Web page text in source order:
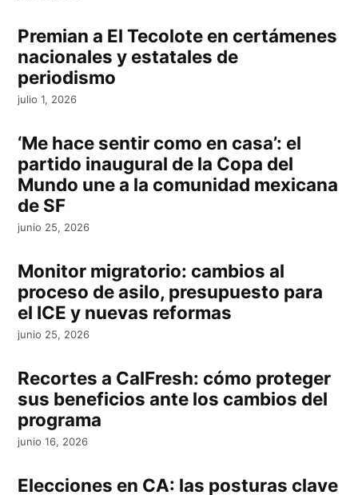
Premian a El Tecolote en certámenes
nacionales y estatales de
periodismo
julio 1, 2026
‘Me hace sentir como en casa’: el
partido inaugural de la Copa del
Mundo une a la comunidad mexicana
de SF
junio 25, 2026
Monitor migratorio: cambios al
proceso de asilo, presupuesto para
el ICE y nuevas reformas
junio 25, 2026
Recortes a CalFresh: cómo proteger
sus beneficios ante los cambios del
programa
junio 16, 2026
Elecciones en CA: las posturas clave